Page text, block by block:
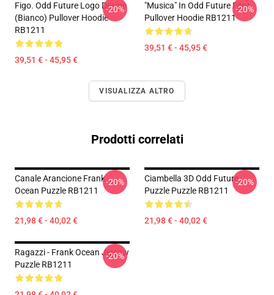
Figo. Odd Future Logo Design
(bianco) Pullover Hoodie
RB1211
39,51 € - 45,95 €
-20%
"Musica" In Odd Future Font
Pullover Hoodie RB1211
39,51 € - 45,95 €
-20%
VISUALIZZA ALTRO
Prodotti correlati
Canale Arancione Frank
Ocean Puzzle RB1211
21,98 € - 40,02 €
-20%
Ciambella 3D Odd Future
Puzzle Puzzle RB1211
21,98 € - 40,02 €
-20%
Ragazzi - Frank Ocean Jigsaw
Puzzle RB1211
-20%